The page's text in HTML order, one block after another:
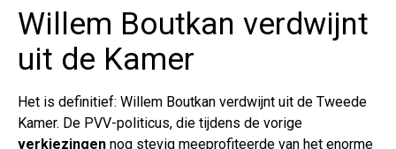
Willem Boutkan verdwijnt
uit de Kamer
Het is definitief: Willem Boutkan verdwijnt uit de Tweede
Kamer. De PVV-politicus, die tijdens de vorige
verkiezingen nog stevig meeprofiteerde van het enorme